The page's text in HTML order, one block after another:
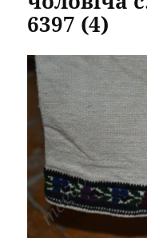
6397 (4)